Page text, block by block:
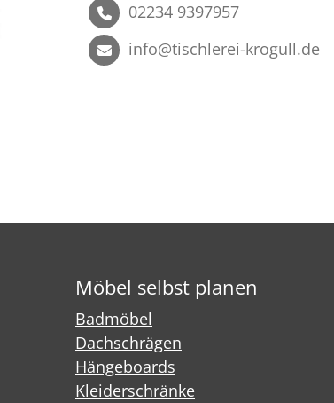
02234 9397957
info@tischlerei-krogull.de
Möbel selbst planen
Badmöbel
Dachschrägen
Hängeboards
Kleiderschränke